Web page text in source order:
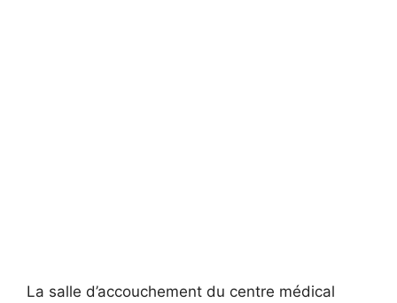
La salle d’accouchement du centre médical